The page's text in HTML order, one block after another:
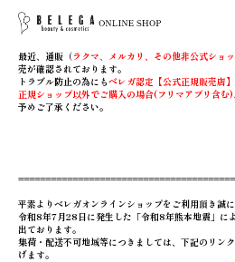
最近、通販（ラクマ、メルカリ、その他非公式ショ
売が確認されております。
トラブル防止の為にもベレガ認定【公式正規販売店】
正規ショップ以外でご購入の場合(フリマアプリ含む
予めご了承ください。
平素よりベレガオンラインショップをご利用頂き誠に
令和8年7月28日に発生した「令和8年熊本地震」に
出ております。
集荷・配送不可地域等につきましては、下記のリン
げます。